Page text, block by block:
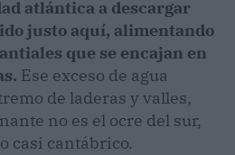
atlántica a descargar
justo aquí, alimentando
que se encajan en
Ese exceso de agua
de laderas y valles,
no es el ocre del sur,
casi cantábrico.